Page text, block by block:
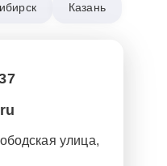
Казань
улица,